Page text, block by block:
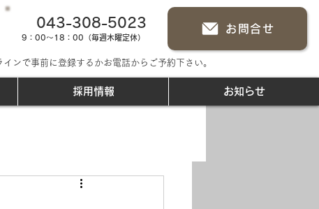
043-308-5023
9：00～18：00（毎週木曜定休）
お問合せ
ンで事前に登録するかお電話からご予約下さい。
採用情報 お知らせ